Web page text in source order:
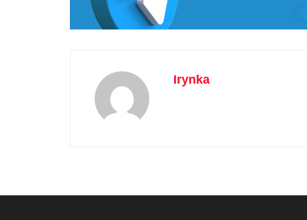
Irynka